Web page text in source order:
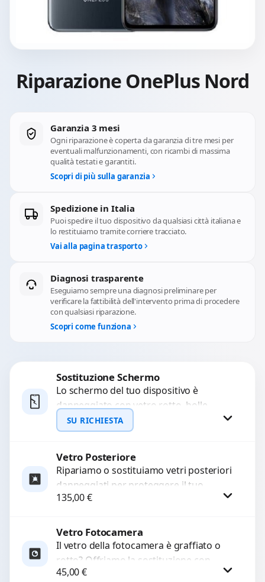
Riparazione OnePlus Nord
Garanzia 3 mesi
Ogni riparazione è coperta da garanzia di tre mesi per
eventuali malfunzionamenti, con ricambi di massima
qualità testati e garantiti.
Scopri di più sulla garanzia
Spedizione in Italia
Puoi spedire il tuo dispositivo da qualsiasi città italiana e
lo restituiamo tramite corriere tracciato.
Vai alla pagina trasporto
Diagnosi trasparente
Eseguiamo sempre una diagnosi preliminare per
verificare la fattibilità dell'intervento prima di procedere
con qualsiasi riparazione.
Scopri come funziona
Sostituzione Schermo
Lo schermo del tuo dispositivo è
danneggiato con vetro rotto, bolle,
macchie, schermo nero o pixel morti?
Sostituiamo schermi completi...
SU RICHIESTA
Richiedi Preventivo
WhatsApp
Vetro Posteriore
Ripariamo o sostituiamo vetri posteriori
danneggiati per proteggere il tuo
dispositivo e ripristinare l’estetica
qualità...
135,00€
Procedi
Vetro Fotocamera
Il vetro della fotocamera è graffiato o
rotto? Offriamo la sostituzione con
ricambi di alta qualità garantiti per 3
45,00€